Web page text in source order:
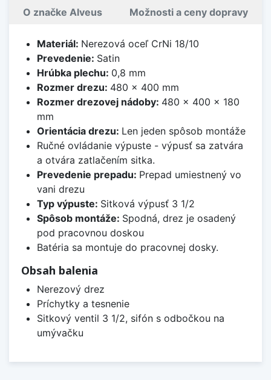
O značke Alveus Možnosti a ceny dopravy
Materiál: Nerezová oceľ CrNi 18/10
Prevedenie: Satin
Hrúbka plechu: 0,8 mm
Rozmer drezu: 480 x 400 mm
Rozmer drezovej nádoby: 480 x 400 x 180
mm
Orientácia drezu: Len jeden spôsob montáže
Ručné ovládanie výpuste - výpusť sa zatvára
a otvára zatlačením sitka.
Prevedenie prepadu: Prepad umiestnený vo
vani drezu
Typ výpuste: Sitková výpusť 3 1/2
Spôsob montáže: Spodná, drez je osadený
pod pracovnou doskou
Batéria sa montuje do pracovnej dosky.
Obsah balenia
Nerezový drez
Príchytky a tesnenie
Sitkový ventil 3 1/2, sifón s odbočkou na
umývačku